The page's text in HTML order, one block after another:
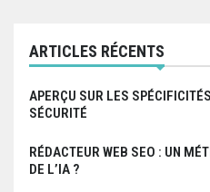
r
t
i
c
l
ARTICLES RÉCENTS
APERÇU SUR LES
SÉCURITÉ
RÉDACTEUR WEB SEO : UN
DE L’IA ?